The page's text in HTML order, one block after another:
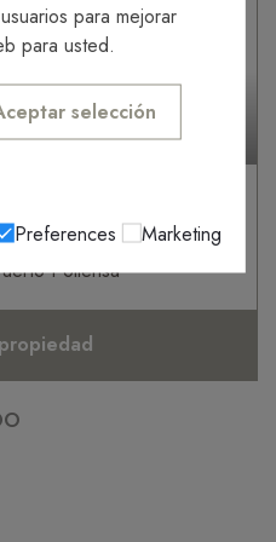
en Puerto
Pollensa
para mejorar
para usted.
selección
Preferences Marketing